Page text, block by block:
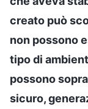
creato può
non possono
tipo di
possono
sicuro,